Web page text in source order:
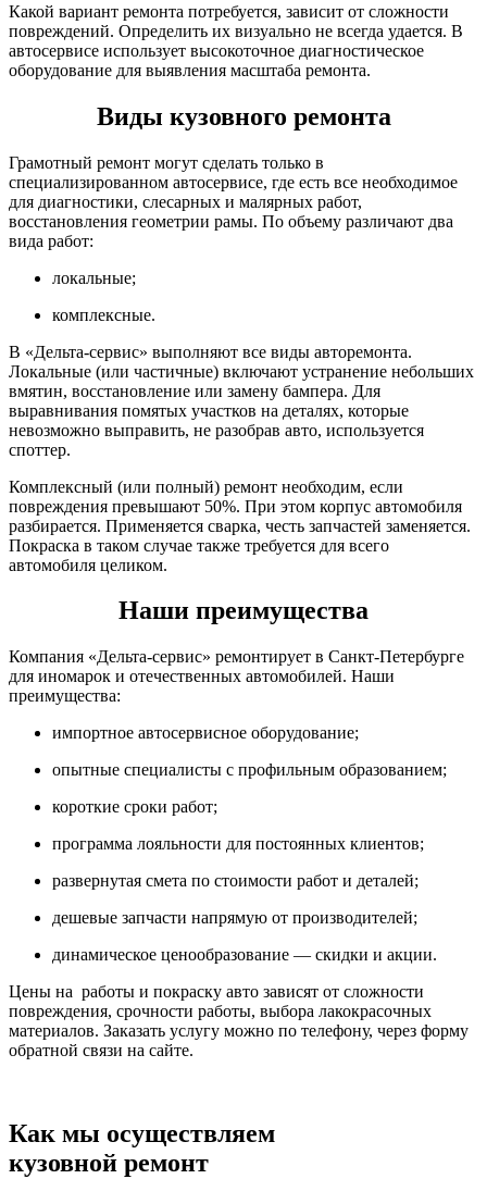
Какой вариант ремонта потребуется, зависит от сложности
повреждений. Определить их визуально не всегда удается. В
автосервисе использует высокоточное диагностическое
оборудование для выявления масштаба ремонта.
Виды кузовного ремонта
Грамотный ремонт могут сделать только в
специализированном автосервисе, где есть все необходимое
для диагностики, слесарных и малярных работ,
восстановления геометрии рамы. По объему различают два
вида работ:
локальные;
комплексные.
В «Дельта-сервис» выполняют все виды авторемонта.
Локальные (или частичные) включают устранение небольших
вмятин, восстановление или замену бампера. Для
выравнивания помятых участков на деталях, которые
невозможно выправить, не разобрав авто, используется
споттер.
Комплексный (или полный) ремонт необходим, если
повреждения превышают 50%. При этом корпус автомобиля
разбирается. Применяется сварка, честь запчастей заменяется.
Покраска в таком случае также требуется для всего
автомобиля целиком.
Наши преимущества
Компания «Дельта-сервис» ремонтирует в Санкт-Петербурге
для иномарок и отечественных автомобилей. Наши
преимущества:
импортное автосервисное оборудование;
опытные специалисты с профильным образованием;
короткие сроки работ;
программа лояльности для постоянных клиентов;
развернутая смета по стоимости работ и деталей;
дешевые запчасти напрямую от производителей;
динамическое ценообразование — скидки и акции.
Цены на работы и покраску авто зависят от сложности
повреждения, срочности работы, выбора лакокрасочных
материалов. Заказать услугу можно по телефону, через форму
обратной связи на сайте.
Как мы осуществляем
кузовной ремонт